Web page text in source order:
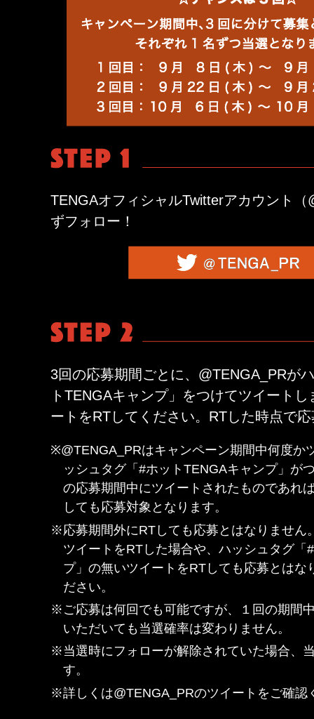
TENGAオフィシャルTwitterアカウント（
ずフォロー！
3回の応募期間ごとに、@TENGA_PRが
トTENGAキャンプ」をつけてツイート
ートをRTしてください。RTした時点で
※@TENGA_PRはキャンペーン期間中何度か
ッシュタグ「#ホットTENGAキャンプ」が
の応募期間中にツイートされたものであれ
しても応募対象となります。
※応募期間外にRTしても応募とはなりません
ツイートをRTした場合や、ハッシュタグ「
プ」の無いツイートをRTしても応募とはな
ださい。
※ご応募は何回でも可能ですが、１回の期間
いただいても当選確率は変わりません。
※当選時にフォローが解除されていた場合、
す。
※詳しくは@TENGA_PRのツイートをご確認